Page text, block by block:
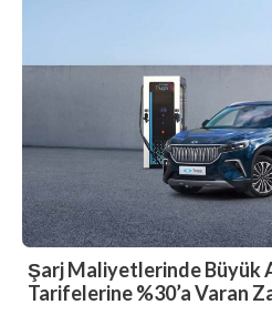
Şarj Maliyetlerinde Büyük
Tarifelerine %30’a Varan